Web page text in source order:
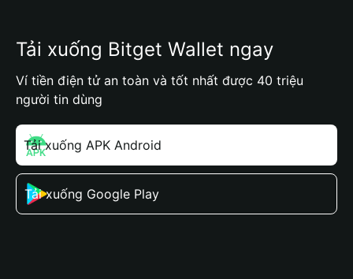
Tải xuống Bitget Wallet ngay
Ví tiền điện tử an toàn và tốt nhất được 40 triệu
người tin dùng
Tải xuống APK Android
Tải xuống Google Play